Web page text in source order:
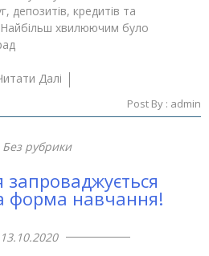
депозитів, кредитів та
хвилюючим було
Далі
Post By : admin
Без рубрики
форма навчання!
13.10.2020